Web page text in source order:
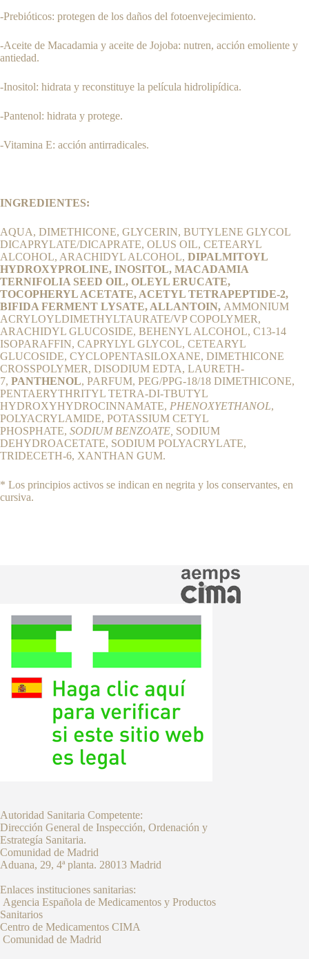
-Prebióticos: protegen de los daños del fotoenvejecimiento.
-Aceite de Macadamia y aceite de Jojoba: nutren, acción emoliente y
antiedad.
-Inositol: hidrata y reconstituye la película hidrolipídica.
-Pantenol: hidrata y protege.
-Vitamina E: acción antirradicales.
INGREDIENTES:
AQUA, DIMETHICONE, GLYCERIN, BUTYLENE GLYCOL
DICAPRYLATE/DICAPRATE, OLUS OIL, CETEARYL
ALCOHOL, ARACHIDYL ALCOHOL, DIPALMITOYL
HYDROXYPROLINE, INOSITOL, MACADAMIA
TERNIFOLIA SEED OIL, OLEYL ERUCATE,
TOCOPHERYL ACETATE, ACETYL TETRAPEPTIDE-2,
BIFIDA FERMENT LYSATE, ALLANTOIN, AMMONIUM
ACRYLOYLDIMETHYLTAURATE/VP COPOLYMER,
ARACHIDYL GLUCOSIDE, BEHENYL ALCOHOL, C13-14
ISOPARAFFIN, CAPRYLYL GLYCOL, CETEARYL
GLUCOSIDE, CYCLOPENTASILOXANE, DIMETHICONE
CROSSPOLYMER, DISODIUM EDTA, LAURETH-
7, PANTHENOL, PARFUM, PEG/PPG-18/18 DIMETHICONE,
PENTAERYTHRITYL TETRA-DI-TBUTYL
HYDROXYHYDROCINNAMATE, PHENOXYETHANOL,
POLYACRYLAMIDE, POTASSIUM CETYL
PHOSPHATE, SODIUM BENZOATE, SODIUM
DEHYDROACETATE, SODIUM POLYACRYLATE,
TRIDECETH-6, XANTHAN GUM.
* Los principios activos se indican en negrita y los conservantes, en
cursiva.
Autoridad Sanitaria Competente:
Dirección General de Inspección, Ordenación y
Estrategía Sanitaria.
Comunidad de Madrid
Aduana, 29, 4ª planta. 28013 Madrid
Enlaces instituciones sanitarias:
Agencia Española de Medicamentos y Productos
Sanitarios
Centro de Medicamentos CIMA
Comunidad de Madrid